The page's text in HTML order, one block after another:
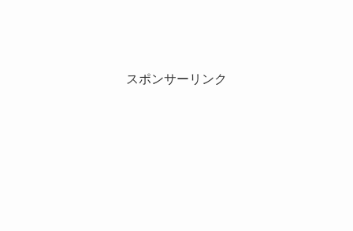
スポンサーリンク